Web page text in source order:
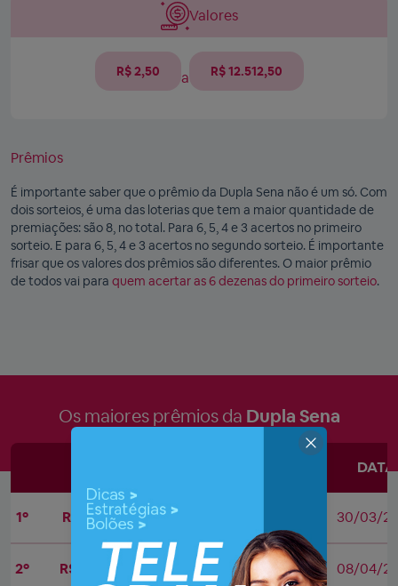
Valores
R$ 2,50 a R$ 12.512,50
Prêmios
É importante saber que o prêmio da Dupla Sena não é um só. Com
dois sorteios, é uma das loterias que tem a maior quantidade de
premiações: são 8, no total. Para 6, 5, 4 e 3 acertos no primeiro
sorteio. E para 6, 5, 4 e 3 acertos no segundo sorteio. É importante
frisar que os valores dos prêmios são diferentes. O maior prêmio
de todos vai para quem acertar as 6 dezenas do primeiro sorteio.
Os maiores prêmios da Dupla Sena
DATA
1º R$ 37.550.377,02 30/03/
2º R$ 34.964.445,18 2499 08/04/